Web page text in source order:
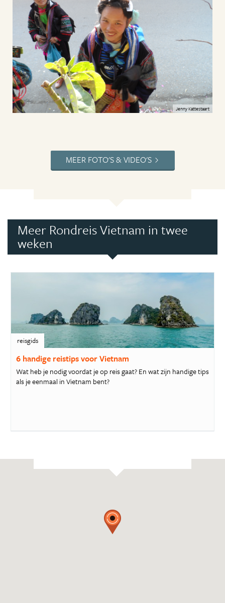
Jenny Kattestaart
MEER FOTO'S & VIDEO'S
Meer Rondreis Vietnam in twee
weken
reisgids
6 handige reistips voor Vietnam
Wat heb je nodig voordat je op reis gaat? En wat zijn handige tips
als je eenmaal in Vietnam bent?